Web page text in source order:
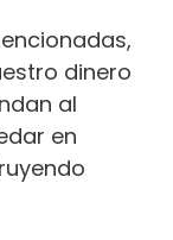
dinero
al
en